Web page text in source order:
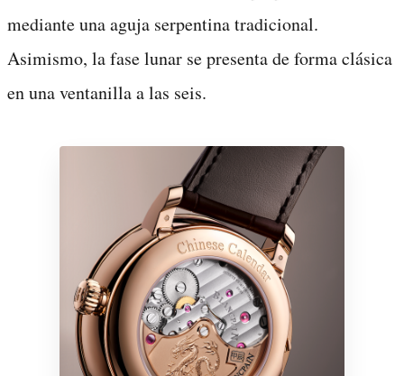
mediante una aguja serpentina tradicional.
Asimismo, la fase lunar se presenta de forma clásica
en una ventanilla a las seis.